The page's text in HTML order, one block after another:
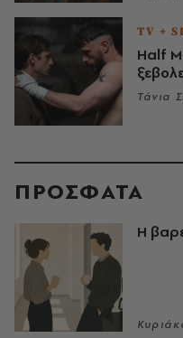
TV +
Half
Τάνια
ΠΡΟΣΦΑΤΑ
Η